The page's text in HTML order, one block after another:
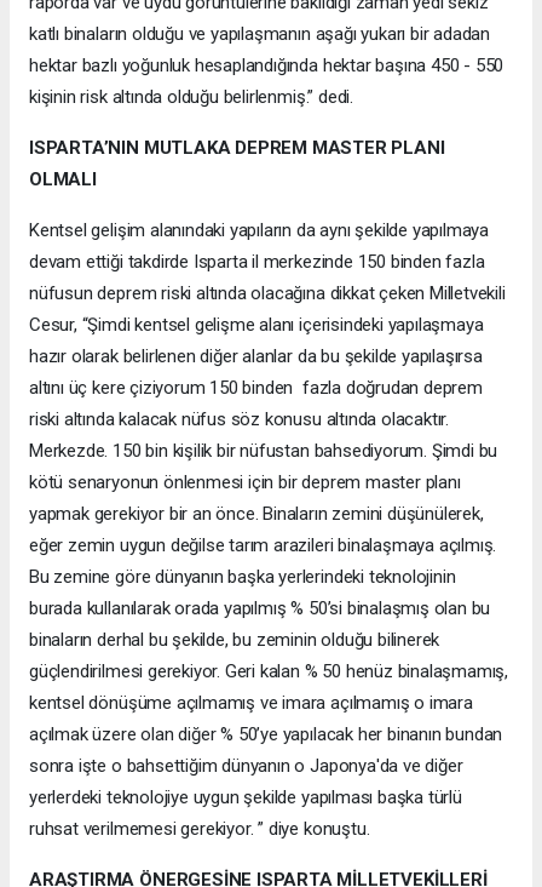
katlı binaların olduğu ve yapılaşmanın aşağı yukarı bir adadan
hektar bazlı yoğunluk hesaplandığında hektar başına 450 - 550
kişinin risk altında olduğu belirlenmiş.” dedi.
ISPARTA’NIN MUTLAKA DEPREM MASTER PLANI
OLMALI
Kentsel gelişim alanındaki yapıların da aynı şekilde yapılmaya
devam ettiği takdirde Isparta il merkezinde 150 binden fazla
nüfusun deprem riski altında olacağına dikkat çeken Milletvekili
Cesur, “Şimdi kentsel gelişme alanı içerisindeki yapılaşmaya
hazır olarak belirlenen diğer alanlar da bu şekilde yapılaşırsa
altını üç kere çiziyorum 150 binden fazla doğrudan deprem
riski altında kalacak nüfus söz konusu altında olacaktır.
Merkezde. 150 bin kişilik bir nüfustan bahsediyorum. Şimdi bu
kötü senaryonun önlenmesi için bir deprem master planı
yapmak gerekiyor bir an önce. Binaların zemini düşünülerek,
eğer zemin uygun değilse tarım arazileri binalaşmaya açılmış.
Bu zemine göre dünyanın başka yerlerindeki teknolojinin
burada kullanılarak orada yapılmış % 50’si binalaşmış olan bu
binaların derhal bu şekilde, bu zeminin olduğu bilinerek
güçlendirilmesi gerekiyor. Geri kalan % 50 henüz binalaşmamış,
kentsel dönüşüme açılmamış ve imara açılmamış o imara
açılmak üzere olan diğer % 50’ye yapılacak her binanın bundan
sonra işte o bahsettiğim dünyanın o Japonya'da ve diğer
yerlerdeki teknolojiye uygun şekilde yapılması başka türlü
ruhsat verilmemesi gerekiyor. ” diye konuştu.
ARAŞTIRMA ÖNERGESİNE ISPARTA MİLLETVEKİLLERİ